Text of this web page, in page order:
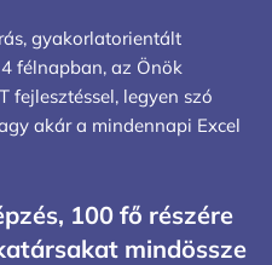
gyakorlatorientált
félnapban, az Önök
fejlesztéssel, legyen szó
akár a mindennapi Excel
100 fő részére
mindössze